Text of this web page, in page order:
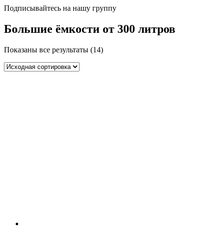
Подписывайтесь на нашу группу
Большие ёмкости от 300 литров
Показаны все результаты (14)